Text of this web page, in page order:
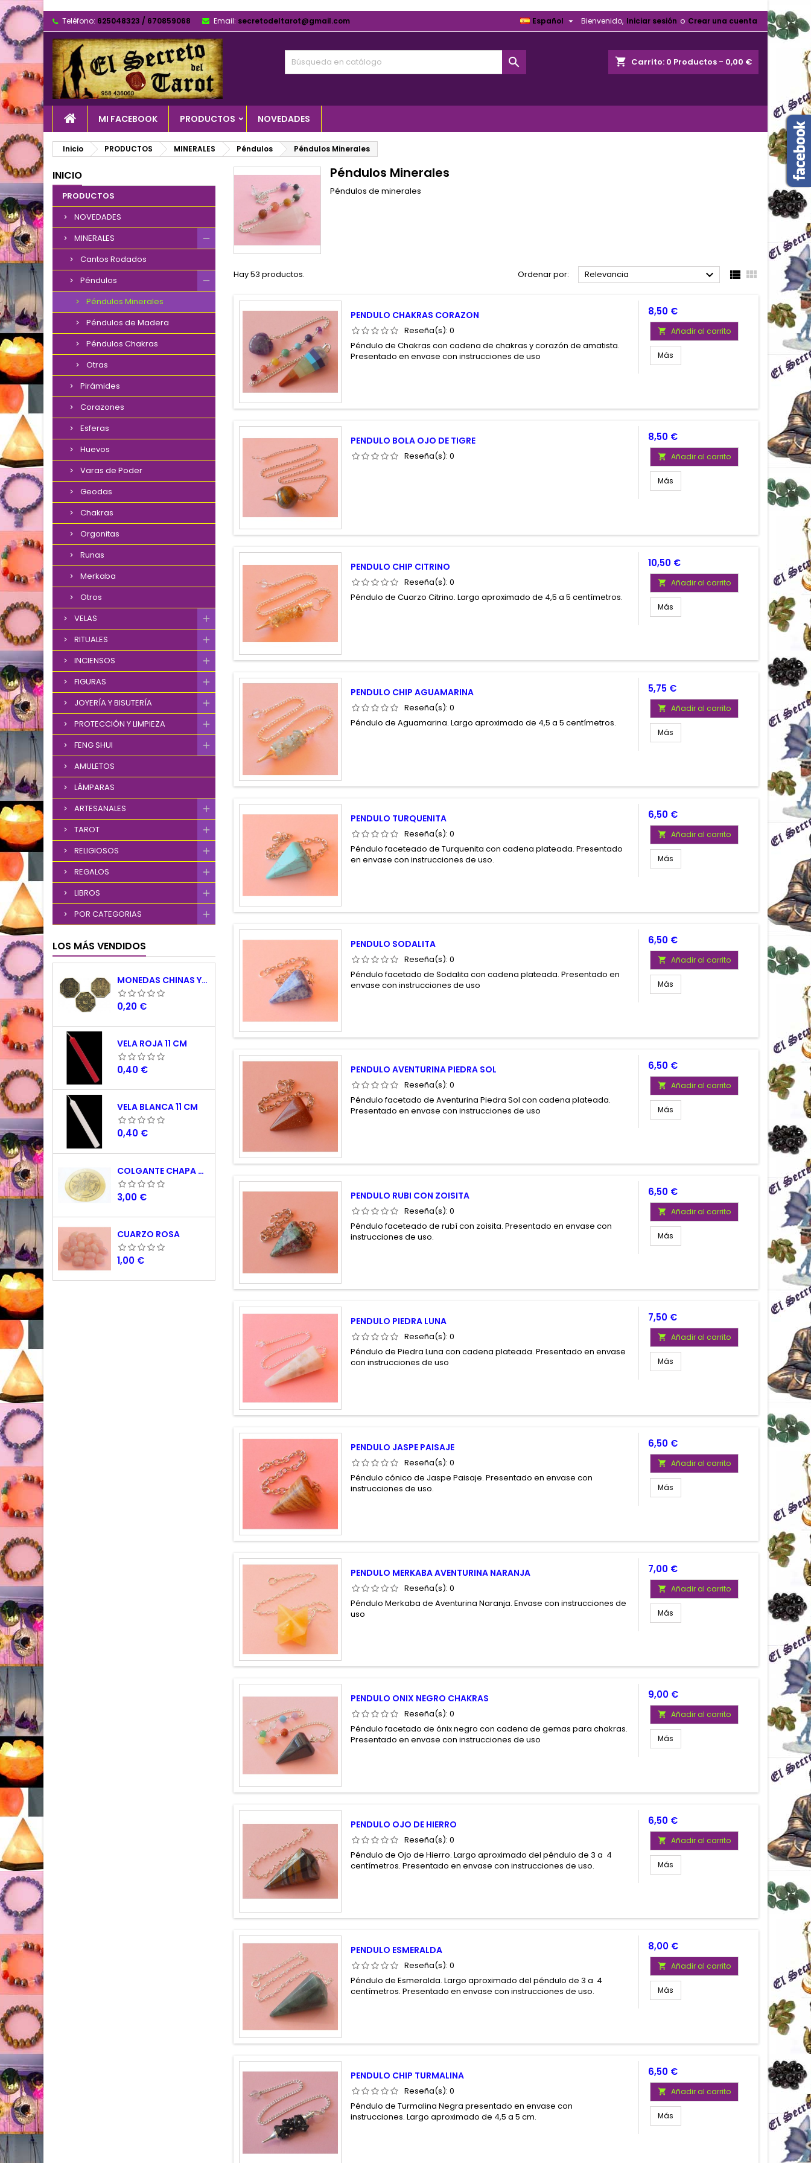
Teléfono: 625048323 / 670859068 Email: secretodeltarot@gmail.com Bienvenido, Iniciar sesión o Crear una cuenta
Español 
shopping_cart Carrito: 0 Productos - 0,00 €

MI FACEBOOK PRODUCTOS NOVEDADES
Inicio PRODUCTOS MINERALES Péndulos Péndulos Minerales
INICIO
PRODUCTOS
NOVEDADES
MINERALES
Cantos Rodados
Péndulos
Péndulos Minerales
Péndulos de Madera
Péndulos Chakras
Otras
Pirámides
Corazones
Esferas
Huevos
Varas de Poder
Geodas
Chakras
Orgonitas
Runas
Merkaba
Otros
VELAS
RITUALES
INCIENSOS
FIGURAS
JOYERÍA Y BISUTERÍA
PROTECCIÓN Y LIMPIEZA
FENG SHUI
AMULETOS
LÁMPARAS
ARTESANALES
TAROT
RELIGIOSOS
REGALOS
LIBROS
POR CATEGORIAS
LOS MÁS VENDIDOS
MONEDAS CHINAS YING YANG
Precio
0,20 €
VELA ROJA 11 CM
Precio
0,40 €
VELA BLANCA 11 CM
Precio
0,40 €
COLGANTE CHAPA NACAR TETRAGRAMATON 5 CM
Precio
3,00 €
CUARZO ROSA
Precio
1,00 €
Péndulos Minerales
Péndulos de minerales
Hay 53 productos. Ordenar por: Relevancia   
PENDULO CHAKRAS CORAZON
Reseña(s):0
Péndulo de Chakras con cadena de chakras y corazón de amatista.
Presentado en envase con instrucciones de uso
Precio
8,50 €
 Añadir al carrito
Más
PENDULO BOLA OJO DE TIGRE
Reseña(s):0
Precio
8,50 €
 Añadir al carrito
Más
PENDULO CHIP CITRINO
Reseña(s):0
Péndulo de Cuarzo Citrino. Largo aproximado de 4,5 a 5 centímetros.
Precio
10,50 €
 Añadir al carrito
Más
PENDULO CHIP AGUAMARINA
Reseña(s):0
Péndulo de Aguamarina. Largo aproximado de 4,5 a 5 centímetros.
Precio
5,75 €
 Añadir al carrito
Más
PENDULO TURQUENITA
Reseña(s):0
Péndulo faceteado de Turquenita con cadena plateada. Presentado
en envase con instrucciones de uso.
Precio
6,50 €
 Añadir al carrito
Más
PENDULO SODALITA
Reseña(s):0
Péndulo facetado de Sodalita con cadena plateada. Presentado en
envase con instrucciones de uso
Precio
6,50 €
 Añadir al carrito
Más
PENDULO AVENTURINA PIEDRA SOL
Reseña(s):0
Péndulo facetado de Aventurina Piedra Sol con cadena plateada.
Presentado en envase con instrucciones de uso
Precio
6,50 €
 Añadir al carrito
Más
PENDULO RUBI CON ZOISITA
Reseña(s):0
Péndulo faceteado de rubí con zoisita. Presentado en envase con
instrucciones de uso.
Precio
6,50 €
 Añadir al carrito
Más
PENDULO PIEDRA LUNA
Reseña(s):0
Péndulo de Piedra Luna con cadena plateada. Presentado en envase
con instrucciones de uso
Precio
7,50 €
 Añadir al carrito
Más
PENDULO JASPE PAISAJE
Reseña(s):0
Péndulo cónico de Jaspe Paisaje. Presentado en envase con
instrucciones de uso.
Precio
6,50 €
 Añadir al carrito
Más
PENDULO MERKABA AVENTURINA NARANJA
Reseña(s):0
Péndulo Merkaba de Aventurina Naranja. Envase con instrucciones de
uso
Precio
7,00 €
 Añadir al carrito
Más
PENDULO ONIX NEGRO CHAKRAS
Reseña(s):0
Péndulo facetado de ónix negro con cadena de gemas para chakras.
Presentado en envase con instrucciones de uso
Precio
9,00 €
 Añadir al carrito
Más
PENDULO OJO DE HIERRO
Reseña(s):0
Péndulo de Ojo de Hierro. Largo aproximado del péndulo de 3 a 4
centímetros. Presentado en envase con instrucciones de uso.
Precio
6,50 €
 Añadir al carrito
Más
PENDULO ESMERALDA
Reseña(s):0
Péndulo de Esmeralda. Largo aproximado del péndulo de 3 a 4
centímetros. Presentado en envase con instrucciones de uso.
Precio
8,00 €
 Añadir al carrito
Más
PENDULO CHIP TURMALINA
Reseña(s):0
Péndulo de Turmalina Negra presentado en envase con
instrucciones. Largo aproximado de 4,5 a 5 cm.
Precio
6,50 €
 Añadir al carrito
Más